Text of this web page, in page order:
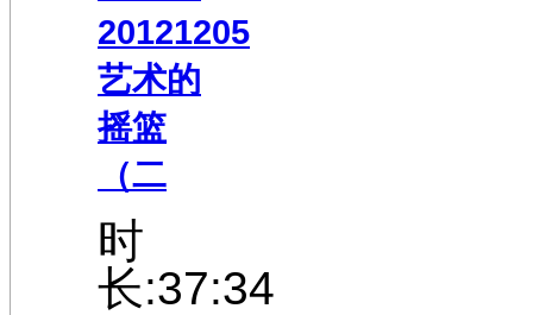
20121205
艺术的
摇篮
（二
时
长:37:34